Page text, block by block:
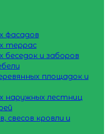
фасадов
террас
беседок и заборов
площадок и
наружных лестниц
свесов кровли и